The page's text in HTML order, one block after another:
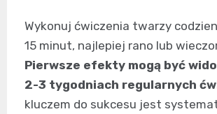
Wykonuj ćwiczenia twarzy
15 minut, najlepiej rano lub
Pierwsze efekty mogą być
2-3 tygodniach regularnych
kluczem do sukcesu jest